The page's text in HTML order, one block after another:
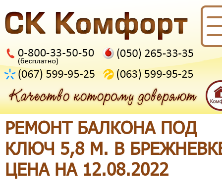
РЕМОНТ БАЛКОНА ПОД
КЛЮЧ 5,8 М. В
ЦЕНА НА 12.08.2022